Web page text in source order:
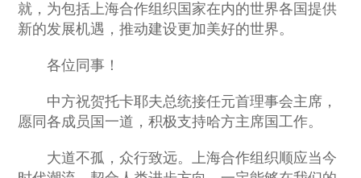
就，为包括上海合作组织国家在内的世界各国提供
新的发展机遇，推动建设更加美好的世界。
各位同事！
中方祝贺托卡耶夫总统接任元首理事会主席，
愿同各成员国一道，积极支持哈方主席国工作。
大道不孤，众行致远。上海合作组织顺应当今